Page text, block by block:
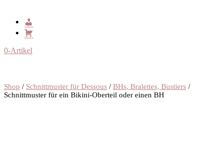
0-Artikel
Shop / Schnittmuster für Dessous / BHs, Bralettes, Bustiers /
Schnittmuster für ein Bikini-Oberteil oder einen BH